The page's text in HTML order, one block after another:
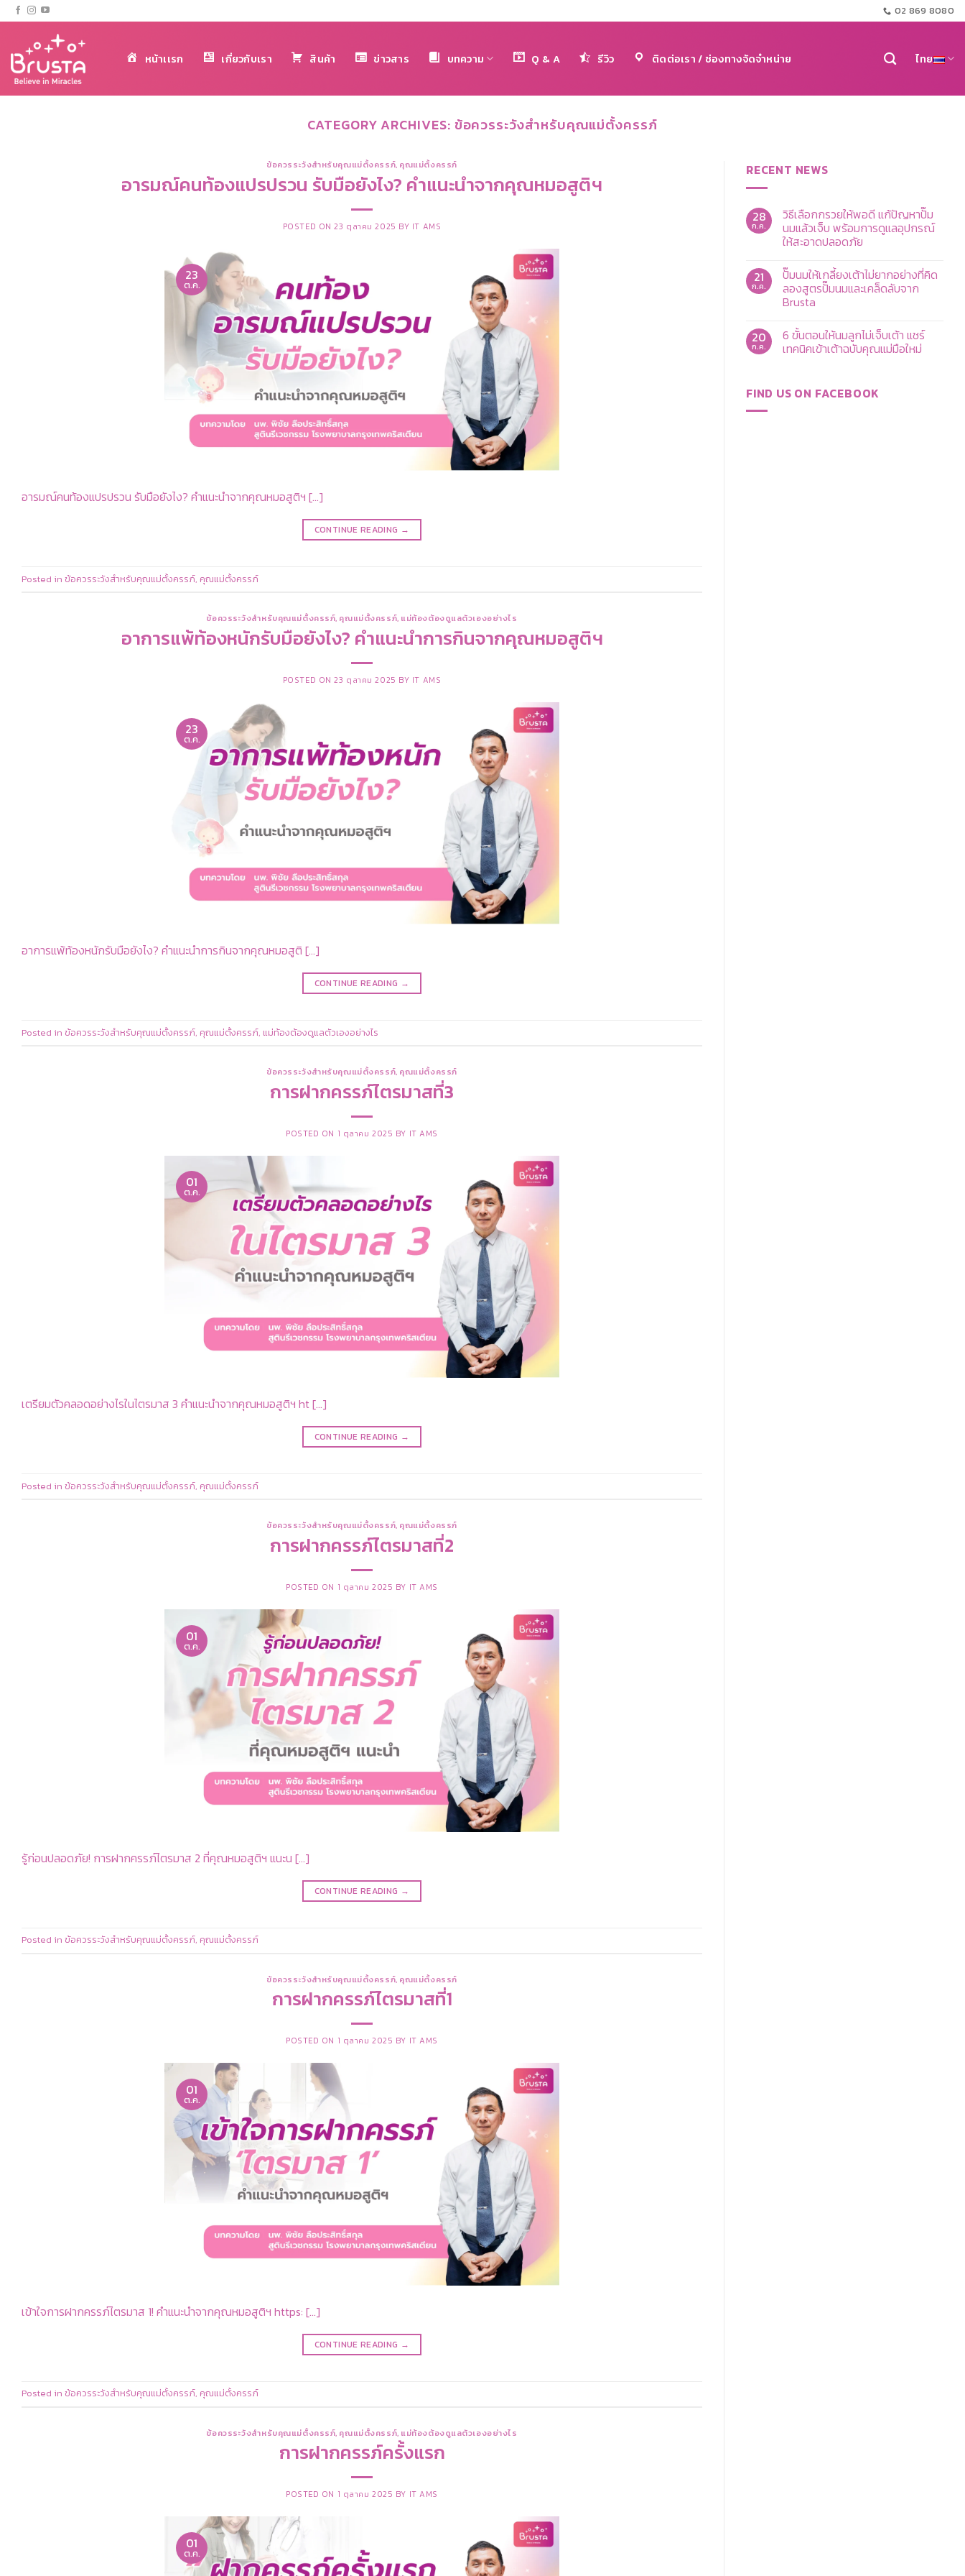
ข้าม
ไป
เนื้อหา
02 869 8080
หน้าเเรก เกี่ยวกับเรา สินค้า ข่าวสาร บทความ Q & A รีวิว ติดต่อเรา / ช่องทางจัดจำหน่าย ไทย
CATEGORY ARCHIVES: ข้อควรระวังสำหรับคุณแม่ตั้งครรภ์
ข้อควรระวังสำหรับคุณแม่ตั้งครรภ์, คุณแม่ตั้งครรภ์
อารมณ์คนท้องแปรปรวน รับมือยังไง? คำแนะนำจากคุณหมอสูติฯ
POSTED ON23 ตุลาคม 2025 BY IT AMS
23
ต.ค.
อารมณ์คนท้องแปรปรวน รับมือยังไง? คำแนะนำจากคุณหมอสูติฯ […]
CONTINUE READING →
Posted in ข้อควรระวังสำหรับคุณแม่ตั้งครรภ์, คุณแม่ตั้งครรภ์
ข้อควรระวังสำหรับคุณแม่ตั้งครรภ์, คุณแม่ตั้งครรภ์, แม่ท้องต้องดูแลตัวเองอย่างไร
อาการแพ้ท้องหนักรับมือยังไง? คำแนะนำการกินจากคุณหมอสูติฯ
POSTED ON23 ตุลาคม 2025 BY IT AMS
23
ต.ค.
อาการแพ้ท้องหนักรับมือยังไง? คำแนะนำการกินจากคุณหมอสูติ […]
CONTINUE READING →
Posted in ข้อควรระวังสำหรับคุณแม่ตั้งครรภ์, คุณแม่ตั้งครรภ์, แม่ท้องต้องดูแลตัวเองอย่างไร
ข้อควรระวังสำหรับคุณแม่ตั้งครรภ์, คุณแม่ตั้งครรภ์
การฝากครรภ์ไตรมาสที่3
POSTED ON 1 ตุลาคม 2025 BY IT AMS
01
ต.ค.
เตรียมตัวคลอดอย่างไรในไตรมาส 3 คำแนะนำจากคุณหมอสูติฯ ht […]
CONTINUE READING →
Posted in ข้อควรระวังสำหรับคุณแม่ตั้งครรภ์, คุณแม่ตั้งครรภ์
ข้อควรระวังสำหรับคุณแม่ตั้งครรภ์, คุณแม่ตั้งครรภ์
การฝากครรภ์ไตรมาสที่2
POSTED ON 1 ตุลาคม 2025 BY IT AMS
01
ต.ค.
รู้ก่อนปลอดภัย! การฝากครรภ์ไตรมาส 2 ที่คุณหมอสูติฯ แนะน […]
CONTINUE READING →
Posted in ข้อควรระวังสำหรับคุณแม่ตั้งครรภ์, คุณแม่ตั้งครรภ์
ข้อควรระวังสำหรับคุณแม่ตั้งครรภ์, คุณแม่ตั้งครรภ์
การฝากครรภ์ไตรมาสที่1
POSTED ON 1 ตุลาคม 2025 BY IT AMS
01
ต.ค.
เข้าใจการฝากครรภ์ไตรมาส 1! คำแนะนำจากคุณหมอสูติฯ https: […]
CONTINUE READING →
Posted in ข้อควรระวังสำหรับคุณแม่ตั้งครรภ์, คุณแม่ตั้งครรภ์
ข้อควรระวังสำหรับคุณแม่ตั้งครรภ์, คุณแม่ตั้งครรภ์, แม่ท้องต้องดูแลตัวเองอย่างไร
การฝากครรภ์ครั้งแรก
POSTED ON 1 ตุลาคม 2025 BY IT AMS
01
ต.ค.
RECENT NEWS
28
ก.ค.
วิธีเลือกกรวยให้พอดี แก้ปัญหาปั๊ม
นมแล้วเจ็บ พร้อมการดูแลอุปกรณ์
ให้สะอาดปลอดภัย
ความ
เห็น
บน
วิธี
เลือก
พอดี
แก้
ปัญหา
พร้อม
21
ก.ค.
ปั๊มนมให้เกลี้ยงเต้าไม่ยากอย่างที่คิด
ลองสูตรปั๊มนมและเคล็ดลับจาก
Brusta
ความ
เห็น
บน
ปั๊ม
เต้า
ไม่
20
ก.ค.
6 ขั้นตอนให้นมลูกไม่เจ็บเต้า แชร์
เทคนิคเข้าเต้าฉบับคุณแม่มือใหม่
บน
6
FIND US ON FACEBOOK